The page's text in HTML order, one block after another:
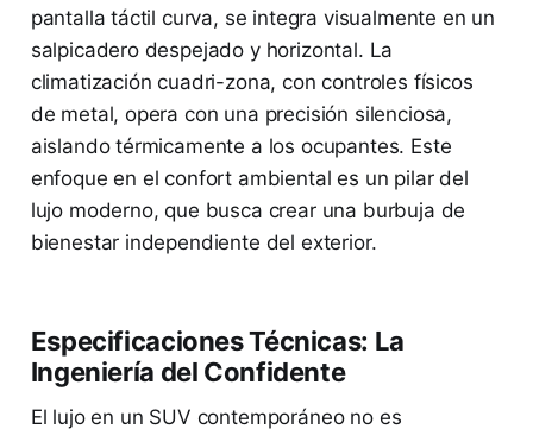
pantalla táctil curva, se integra visualmente en un
salpicadero despejado y horizontal. La
climatización cuadri-zona, con controles físicos
de metal, opera con una precisión silenciosa,
aislando térmicamente a los ocupantes. Este
enfoque en el confort ambiental es un pilar del
lujo moderno, que busca crear una burbuja de
bienestar independiente del exterior.
Especificaciones Técnicas: La
Ingeniería del Confidente
El lujo en un SUV contemporáneo no es